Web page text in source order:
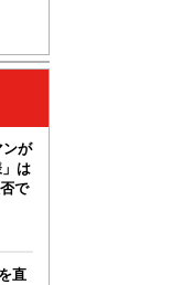
ンが
は
で
直